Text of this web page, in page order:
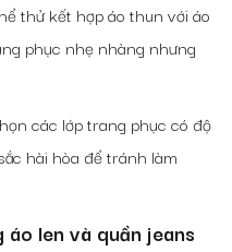
thử kết hợp áo thun với áo
phục nhẹ nhàng nhưng
các lớp trang phục có độ
hài hòa để tránh làm
áo len và quần jeans